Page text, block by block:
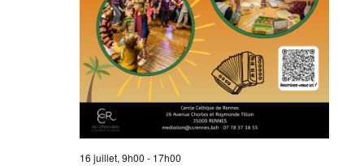
16 juillet, 9h00 - 17h00